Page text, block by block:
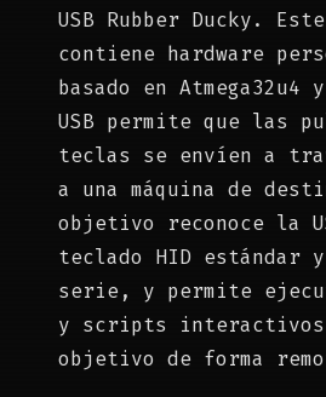
USB Rubber Ducky.
contiene hardware
basado en Atmega32u4
USB permite que las
teclas se envíen a
a una máquina de
objetivo reconoce la
teclado HID estándar
serie, y permite
y scripts
objetivo de forma